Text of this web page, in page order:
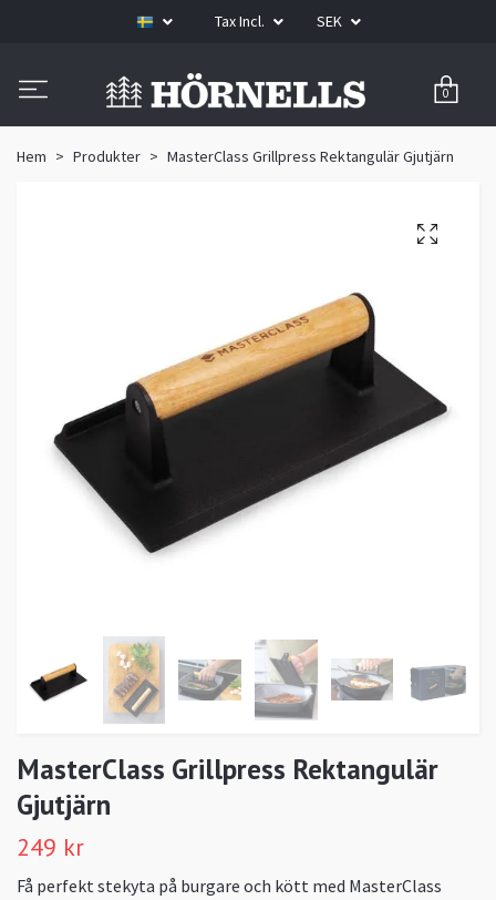
Tax Incl. SEK
0
Hem Produkter MasterClass Grillpress Rektangulär Gjutjärn
MasterClass Grillpress Rektangulär
Gjutjärn
249 kr
Få perfekt stekyta på burgare och kött med MasterClass